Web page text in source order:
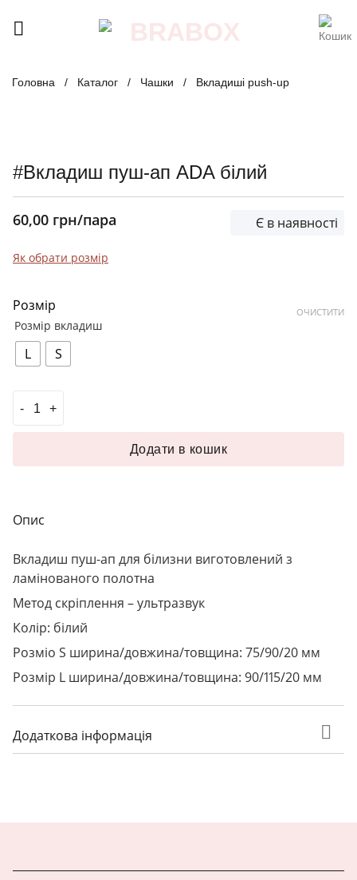
Головна / Каталог / Чашки / Вкладиші push-up
#Вкладиш пуш-ап ADA білий
60,00 грн/пара Є в наявності
Як обрати розмір
Опис
Вкладиш пуш-ап для білизни виготовлений з
ламінованого полотна
Метод скріплення – ультразвук
Колір: білий
Розміо S ширина/довжина/товщина: 75/90/20 мм
Розмір L ширина/довжина/товщина: 90/115/20 мм
Додаткова інформація
Розмір
Розмір вкладиш
L S
ОЧИСТИТИ
#Вкладиш пуш-ап ADA білий кількість
Додати в кошик